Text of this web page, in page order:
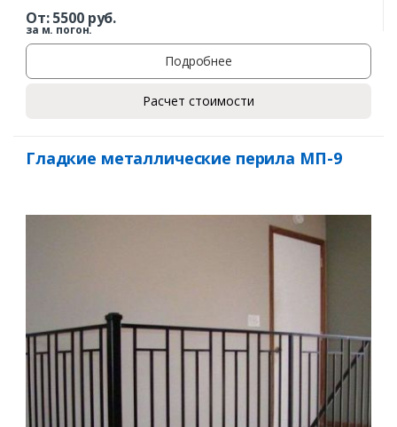
От:5500руб.
за м. погон.
Подробнее
Расчет стоимости
Гладкие металлические перила МП-9